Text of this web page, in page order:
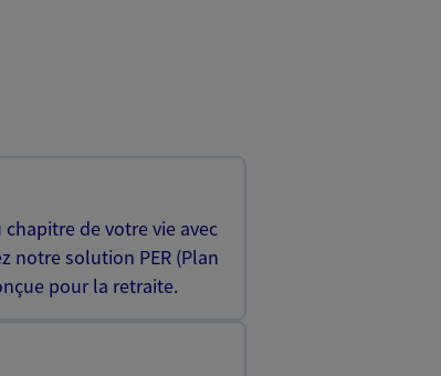
de votre vie avec
notre solution PER (Plan
pour la retraite.